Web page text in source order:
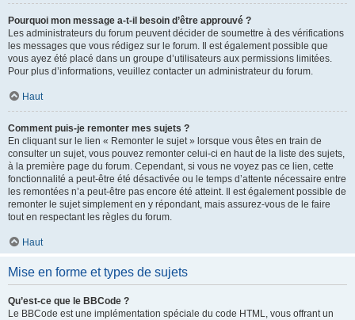
Pourquoi mon message a-t-il besoin d’être approuvé ?
Les administrateurs du forum peuvent décider de soumettre à des vérifications
les messages que vous rédigez sur le forum. Il est également possible que
vous ayez été placé dans un groupe d’utilisateurs aux permissions limitées.
Pour plus d’informations, veuillez contacter un administrateur du forum.
Haut
Comment puis-je remonter mes sujets ?
En cliquant sur le lien « Remonter le sujet » lorsque vous êtes en train de
consulter un sujet, vous pouvez remonter celui-ci en haut de la liste des sujets,
à la première page du forum. Cependant, si vous ne voyez pas ce lien, cette
fonctionnalité a peut-être été désactivée ou le temps d’attente nécessaire entre
les remontées n’a peut-être pas encore été atteint. Il est également possible de
remonter le sujet simplement en y répondant, mais assurez-vous de le faire
tout en respectant les règles du forum.
Haut
Mise en forme et types de sujets
Qu’est-ce que le BBCode ?
Le BBCode est une implémentation spéciale du code HTML, vous offrant un